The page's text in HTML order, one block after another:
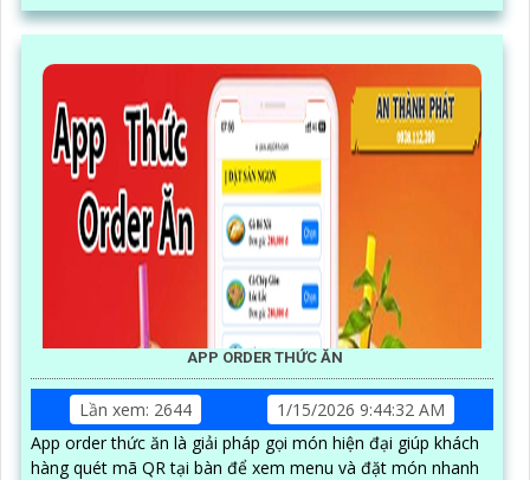
APP ORDER THỨC ĂN
Lần xem: 2644
1/15/2026 9:44:32 AM
App order thức ăn là giải pháp gọi món hiện đại giúp khách
hàng quét mã QR tại bàn để xem menu và đặt món nhanh